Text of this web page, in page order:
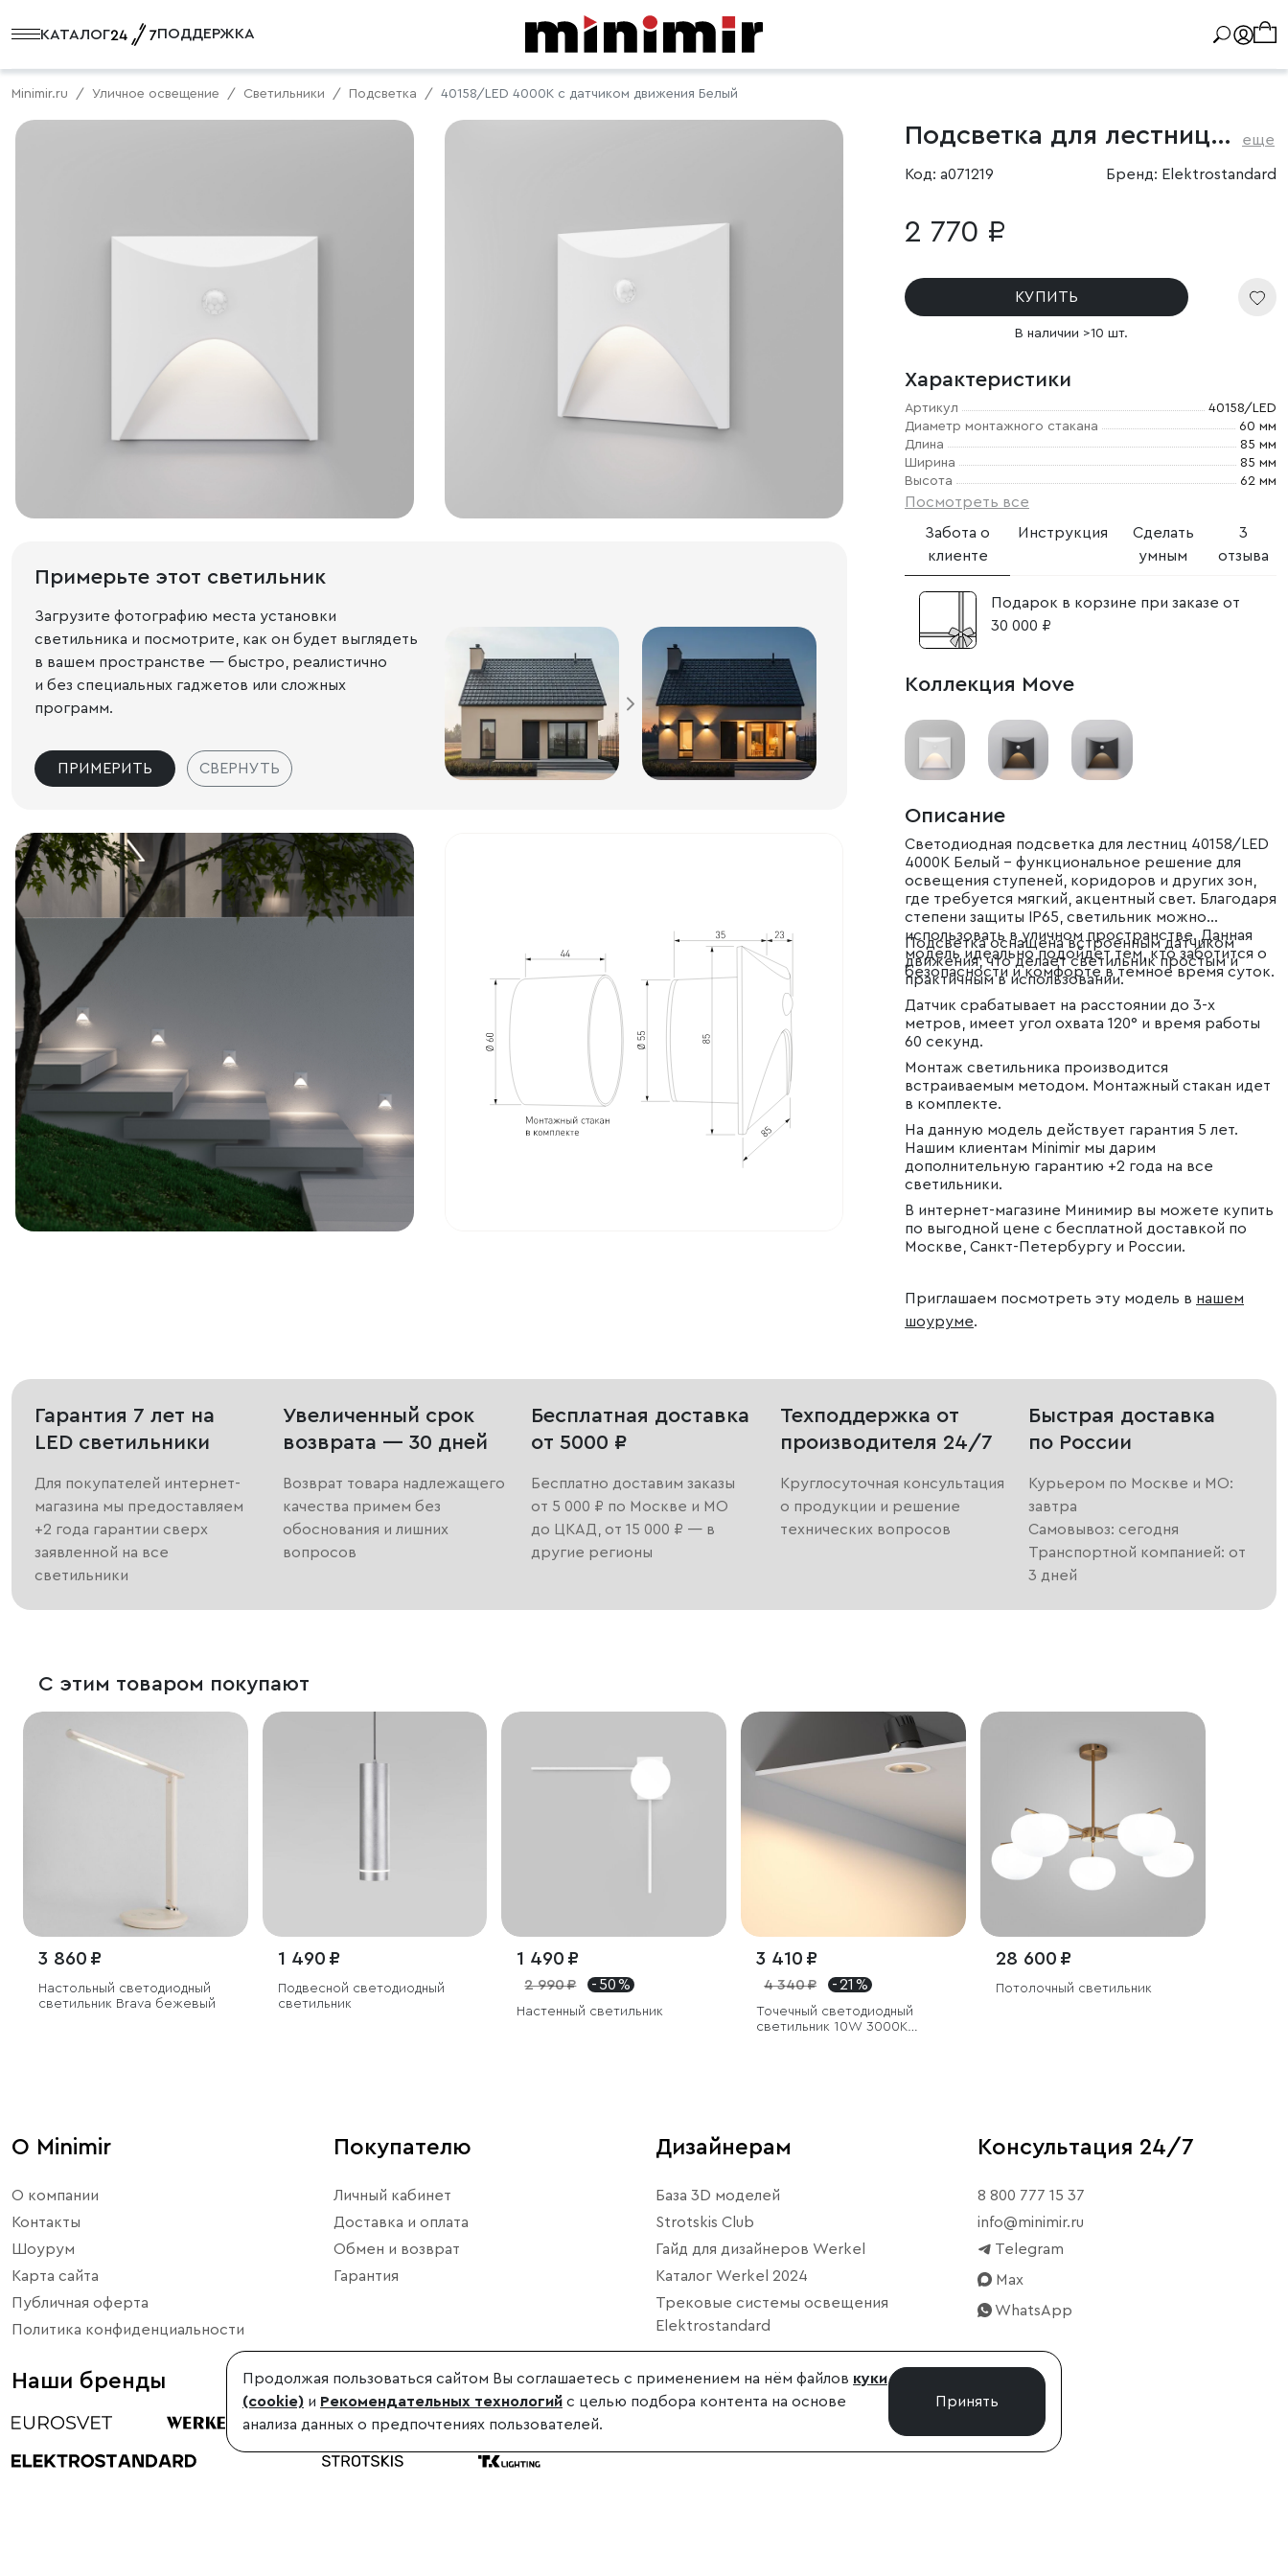
КАТАЛОГ ПОДДЕРЖКА
Minimir.ru Уличное освещение Светильники Подсветка 40158/LED 4000K с датчиком движения Белый
Примерьте этот светильник
Загрузите фотографию места установки
светильника и посмотрите, как он будет выглядеть
в вашем пространстве — быстро, реалистично
и без специальных гаджетов или сложных
программ.
ПРИМЕРИТЬ СВЕРНУТЬ
Подсветка для лестниц с датчиком движения еще
Код: a071219 Бренд: Elektrostandard
2 770 ₽
КУПИТЬ
В наличии >10 шт.
Характеристики
Артикул
40158/LED
Диаметр монтажного стакана
60 мм
Длина
85 мм
Ширина
85 мм
Высота
62 мм
Посмотреть все
Забота о
клиенте
Инструкция
Сделать
умным
3
отзыва
Подарок в корзине при заказе от
30 000 ₽
Коллекция Move
Описание
Светодиодная подсветка для лестниц 40158/LED
4000K Белый – функциональное решение для
освещения ступеней, коридоров и других зон,
где требуется мягкий, акцентный свет. Благодаря
степени защиты IP65, светильник можно
использовать в уличном пространстве. Данная
модель идеально подойдет тем, кто заботится о
безопасности и комфорте в темное время суток.
Подсветка оснащена встроенным датчиком
движения, что делает светильник простым и
практичным в использовании.
Датчик срабатывает на расстоянии до 3-х
метров, имеет угол охвата 120° и время работы
60 секунд.
Монтаж светильника производится
встраиваемым методом. Монтажный стакан идет
в комплекте.
На данную модель действует гарантия 5 лет.
Нашим клиентам Minimir мы дарим
дополнительную гарантию +2 года на все
светильники.
В интернет-магазине Минимир вы можете купить
по выгодной цене с бесплатной доставкой по
Москве, Санкт-Петербургу и России.
Приглашаем посмотреть эту модель в нашем
шоуруме.
Гарантия 7 лет на
LED светильники
Для покупателей интернет-
магазина мы предоставляем
+2 года гарантии сверх
заявленной на все
светильники
Увеличенный срок
возврата — 30 дней
Возврат товара надлежащего
качества примем без
обоснования и лишних
вопросов
Бесплатная доставка
от 5000 ₽
Бесплатно доставим заказы
от 5 000 ₽ по Москве и МО
до ЦКАД, от 15 000 ₽ — в
другие регионы
Техподдержка от
производителя 24/7
Круглосуточная консультация
о продукции и решение
технических вопросов
Быстрая доставка
по России
Курьером по Москве и МО:
завтра
Самовывоз: сегодня
Транспортной компанией: от
3 дней
С этим товаром покупают
3 860 ₽
Настольный светодиодный
светильник Brava бежевый
1 490 ₽
Подвесной светодиодный
светильник
1 490 ₽
2 990 ₽ - 50 %
Настенный светильник
3 410 ₽
4 340 ₽ - 21 %
Точечный светодиодный
светильник 10W 3000K
28 600 ₽
Потолочный светильник
О Minimir
О компании
Контакты
Шоурум
Карта сайта
Публичная оферта
Политика конфиденциальности
Покупателю
Личный кабинет
Доставка и оплата
Обмен и возврат
Гарантия
Дизайнерам
База 3D моделей
Strotskis Club
Гайд для дизайнеров Werkel
Каталог Werkel 2024
Трековые системы освещения
Elektrostandard
Консультация 24/7
8 800 777 15 37
info@minimir.ru
Telegram
Max
WhatsApp
Наши бренды Продолжая пользоваться сайтом Вы соглашаетесь с применением на нём файлов куки
(cookie) и Рекомендательных технологий с целью подбора контента на основе
анализа данных о предпочтениях пользователей.
Принять